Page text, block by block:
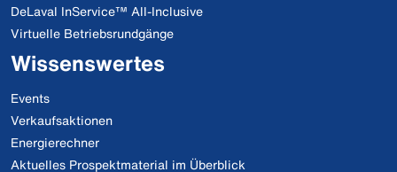
DeLaval InService™ All-Inclusive
Virtuelle Betriebsrundgänge
Wissenswertes
Events
Verkaufsaktionen
Energierechner
Aktuelles Prospektmaterial im Überblick